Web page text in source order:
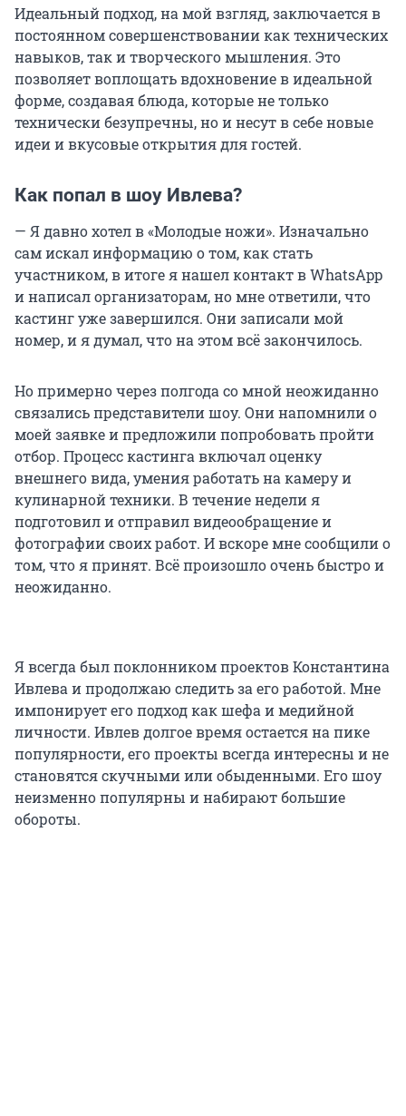
Идеальный подход, на мой взгляд, заключается в
постоянном совершенствовании как технических
навыков, так и творческого мышления. Это
позволяет воплощать вдохновение в идеальной
форме, создавая блюда, которые не только
технически безупречны, но и несут в себе новые
идеи и вкусовые открытия для гостей.
Как попал в шоу Ивлева?
— Я давно хотел в «Молодые ножи». Изначально
сам искал информацию о том, как стать
участником, в итоге я нашел контакт в WhatsApp
и написал организаторам, но мне ответили, что
кастинг уже завершился. Они записали мой
номер, и я думал, что на этом всё закончилось.
Но примерно через полгода со мной неожиданно
связались представители шоу. Они напомнили о
моей заявке и предложили попробовать пройти
отбор. Процесс кастинга включал оценку
внешнего вида, умения работать на камеру и
кулинарной техники. В течение недели я
подготовил и отправил видеообращение и
фотографии своих работ. И вскоре мне сообщили о
том, что я принят. Всё произошло очень быстро и
неожиданно.
Я всегда был поклонником проектов Константина
Ивлева и продолжаю следить за его работой. Мне
импонирует его подход как шефа и медийной
личности. Ивлев долгое время остается на пике
популярности, его проекты всегда интересны и не
становятся скучными или обыденными. Его шоу
неизменно популярны и набирают большие
обороты.